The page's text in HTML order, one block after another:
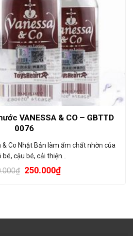
VANESSA & CO – GBTTD
0076
Co Nhật Bản làm ẩm chất nhờn của
bé, cậu bé, cải thiện…
₫ 250.000₫